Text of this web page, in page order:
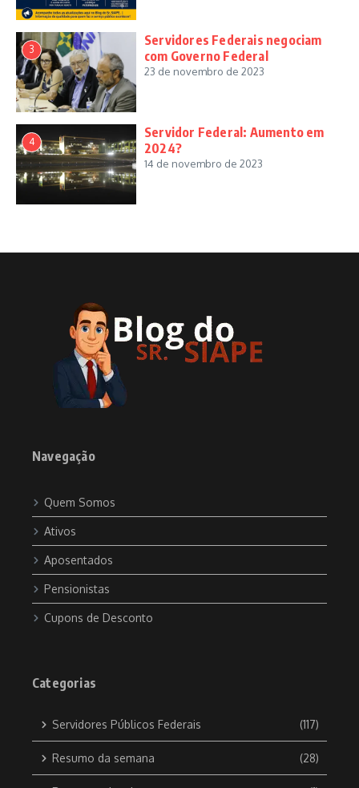
3
Servidores Federais negociam
com Governo Federal
23 de novembro de 2023
4
Servidor Federal: Aumento em
2024?
14 de novembro de 2023
Navegação
Quem Somos
Ativos
Aposentados
Pensionistas
Cupons de Desconto
Categorias
Servidores Públicos Federais (117)
Resumo da semana (28)